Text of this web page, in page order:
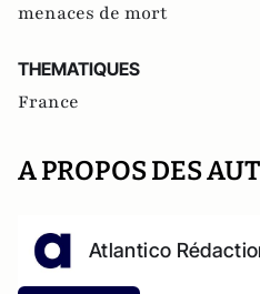
menaces de mort
THEMATIQUES
France
A PROPOS DES
Atlantico